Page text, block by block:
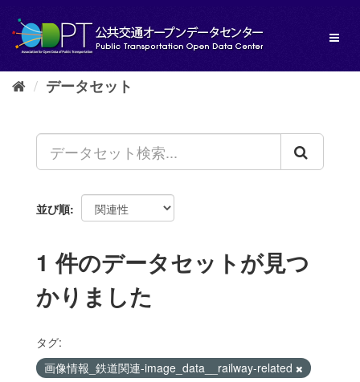
し
データセット
並び順
1 件のデータセットが見つ
かりました
タグ:
画像情報_鉄道関連-image_data__railway-related